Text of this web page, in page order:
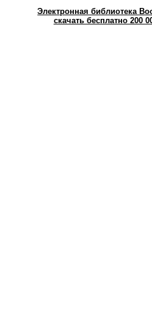
Электронная библиотека
скачать бесплатно 200